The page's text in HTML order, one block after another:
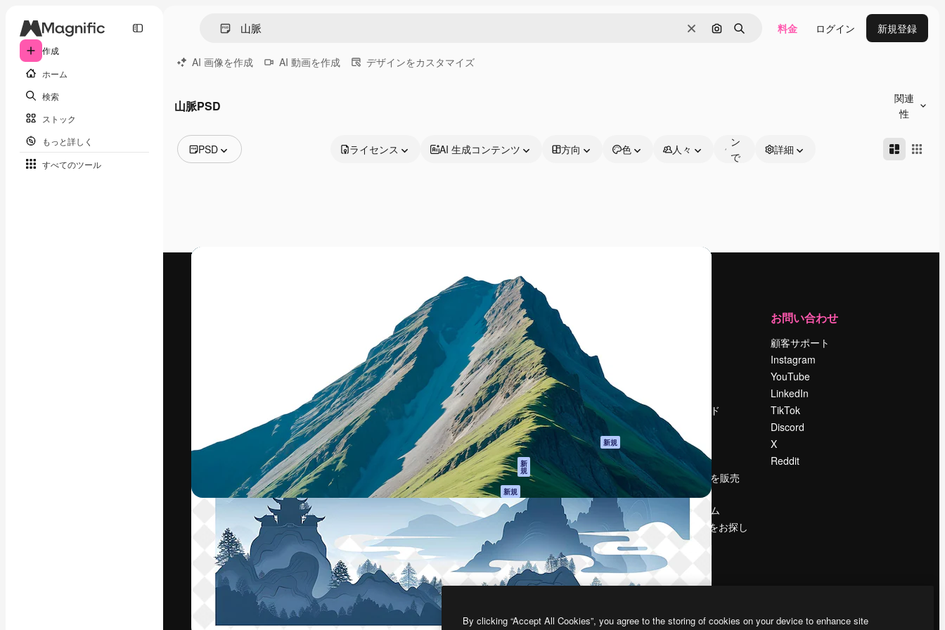
作成
ホーム
検索
ストック
もっと詳しく
すべてのツール
消去 画像で検索
検索 料金 ログイン 新規登録
AI 画像を作成 AI 動画を作成 デザインをカスタマイズ
山脈PSD
関連
性
PSD
動画
ライセンス AI 生成コンテンツ 方向 色 人々
ン
で
詳細
最高のクリエイティブ制作を導くためのプラ
ットフォーム。クリエイター、企業、代理
店、スタジオを含む100万人以上が利用して
Spaces
AI アシスタント
AI 画像生成ツール
AI 動画生成ツール
AI 音声合成ツール
ストックコンテン
ツ
Claude/ChatGPT
向けMCP
新
規
エージェント 新規
API
モバイルアプリ
すべてのMagnificツ
ール
はじめに
Academy
ドキュメント
サポート
利用規約
プライバシーポリ
シー
オリジナル 新規
クッキーポリシー
トラストセンター
アフィリエイト
法人向け
検索トレンド
ブログ
イベント
Slidesgo
コンテンツを販売
する
プレスルーム
magnific.aiをお探し
ですか？
お問い合わせ
顧客サポート
Instagram
YouTube
LinkedIn
TikTok
Discord
X
Reddit
Copyright © 2010-2026Freepik Company S.L.U. 無断複写・転載を禁じます
By clicking “Accept All Cookies”, you agree to the storing of cookies on your device to enhance site